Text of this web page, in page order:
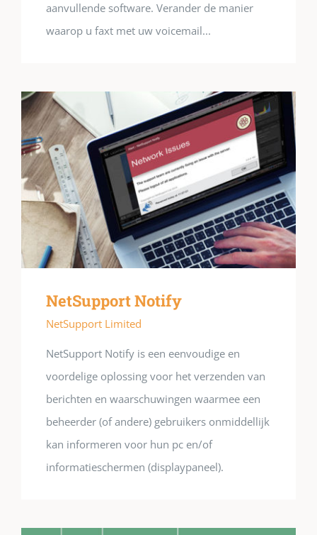
aanvullende software. Verander de manier
waarop u faxt met uw voicemail...
NetSupport Notify
NetSupport Limited
NetSupport Notify is een eenvoudige en
voordelige oplossing voor het verzenden van
berichten en waarschuwingen waarmee een
beheerder (of andere) gebruikers onmiddellijk
kan informeren voor hun pc en/of
informatieschermen (displaypaneel).